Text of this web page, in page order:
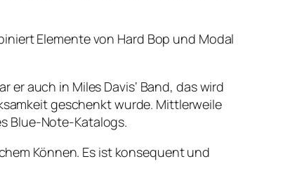
Elemente von Hard Bop und Modal
er auch in Miles Davis‘ Band, das wird
geschenkt wurde. Mittlerweile
Blue-Note-Katalogs.
Können. Es ist konsequent und